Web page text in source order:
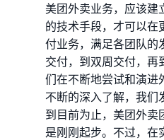
美团外卖业务，应该建
的技术手段，才可以在
付业务，满足各团队的
交付，到双周交付，再
们在不断地尝试和演进
不断的深入了解，我们
到目前为止，美团外卖
是刚刚起步。不过，在